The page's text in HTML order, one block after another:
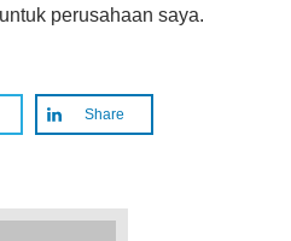
perusahaan saya.
Share